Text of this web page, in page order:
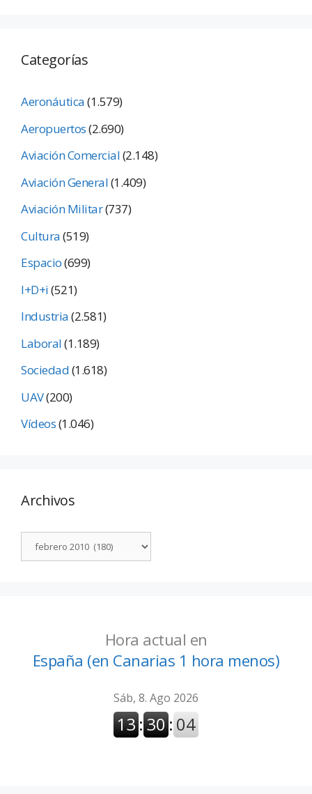
Categorías
Aeronáutica(1.579)
Aeropuertos(2.690)
Aviación Comercial(2.148)
Aviación General(1.409)
Aviación Militar(737)
Cultura(519)
Espacio(699)
I+D+i(521)
Industria(2.581)
Laboral(1.189)
Sociedad(1.618)
UAV(200)
Vídeos(1.046)
Archivos
Hora actual en
España (en Canarias 1 hora menos)